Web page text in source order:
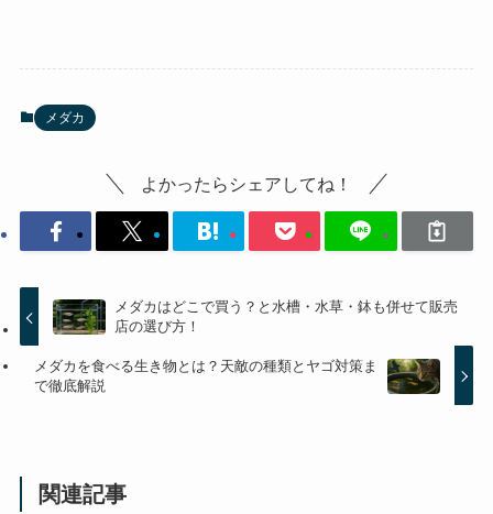
メダカ
よかったらシェアしてね！
メダカはどこで買う？と水槽・水草・鉢も併せて販売
店の選び方！
メダカを食べる生き物とは？天敵の種類とヤゴ対策ま
で徹底解説
関連記事